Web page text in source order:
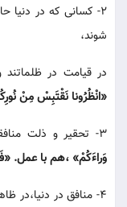
2- کسانی که در دنیا
شوند،
در قیامت در
«انْظُرُونا نَقْتَبِسْ مِنْ
3- تحقیر و ذلت منافقان در قیامت،هم با لفظ است،
وَراءَکُمْ» ،هم با عمل.
4- منافق در دنیا،در